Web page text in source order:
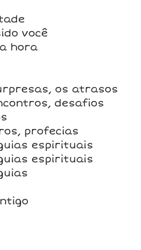
você
hora
os atrasos
desafios
profecias
espirituais
espirituais